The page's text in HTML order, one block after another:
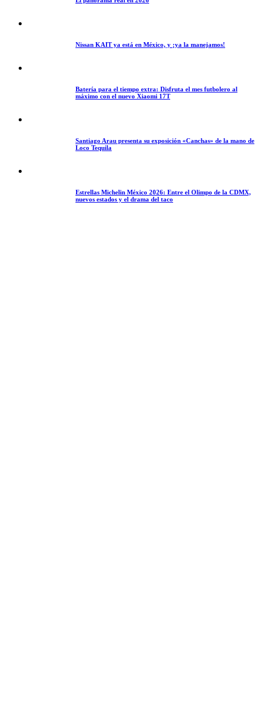
Nissan KAIT ya está en México, y ¡ya la manejamos!
Batería para el tiempo extra: Disfruta el mes futbolero al
máximo con el nuevo Xiaomi 17T
Santiago Arau presenta su exposición «Canchas» de la mano de
Loco Tequila
Estrellas Michelin México 2026: Entre el Olimpo de la CDMX,
nuevos estados y el drama del taco